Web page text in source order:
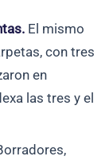
El mismo
con tres
en
las tres y el